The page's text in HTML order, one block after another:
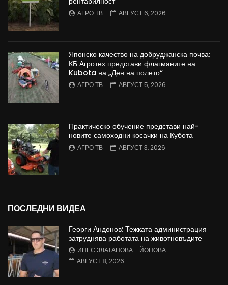
АГРО ТВ АВГУСТ 6, 2026
Японско качество на добруджанска почва:
КБ Агротех представи флагманите на
Kubota на „Ден на полето“
АГРО ТВ АВГУСТ 5, 2026
Практическо обучение представи най-
новите самоходни косачки на Кубота
АГРО ТВ АВГУСТ 3, 2026
ПОСЛЕДНИ ВИДЕА
Георги Андонов: Тежката администрация
затруднява работата на животновъдите
ИНЕС ЗЛАТАНОВА - ЙОНОВА
АВГУСТ 8, 2026